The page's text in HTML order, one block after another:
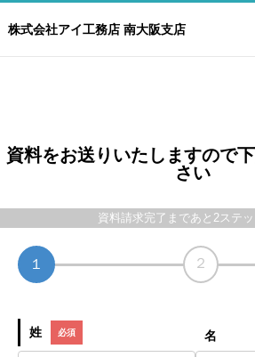
株式会社アイ工務店 南大阪支店
資料をお送りいたしますので
さい
資料請求完了まであと2ステッ
１ ２
姓 名